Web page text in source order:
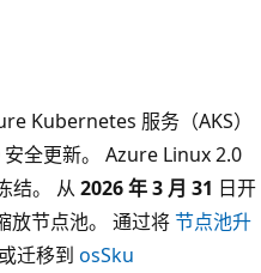
Kubernetes 服务（AKS）
全更新。 Azure Linux 2.0
结。 从 2026 年 3 月 31 日开
放节点池。 通过将节点池升
迁移到 osSku